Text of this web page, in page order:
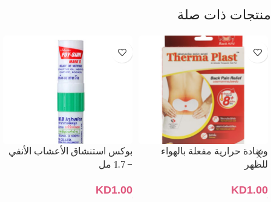
منتجات ذات صلة
وسادة حرارية مفعلة بالهواء
للظهر
KD1.00
بوكس استنشاق الأعشاب الأنفي
– 1.7 مل
KD1.00